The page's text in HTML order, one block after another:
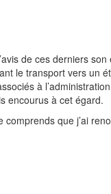
de ces derniers
le transport vers un
à
encourus à cet égard.
que j’ai